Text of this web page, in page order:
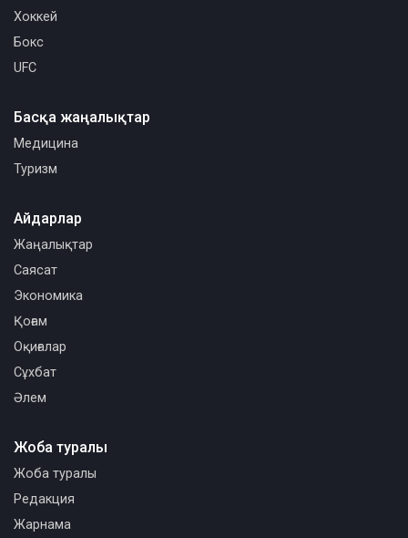
Хоккей
Бокс
UFC
Басқа жаңалықтар
Медицина
Туризм
Айдарлар
Жаңалықтар
Саясат
Экономика
Қоғам
Оқиғалар
Сұхбат
Әлем
Жоба туралы
Жоба туралы
Редакция
Жарнама